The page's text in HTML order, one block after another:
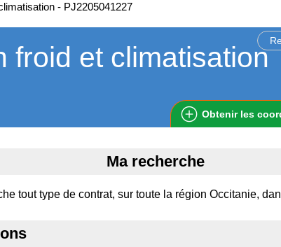
- PJ2205041227
froid et climatisation
Obtenir les
Ma recherche
tout type de contrat, sur toute la région Occitanie,